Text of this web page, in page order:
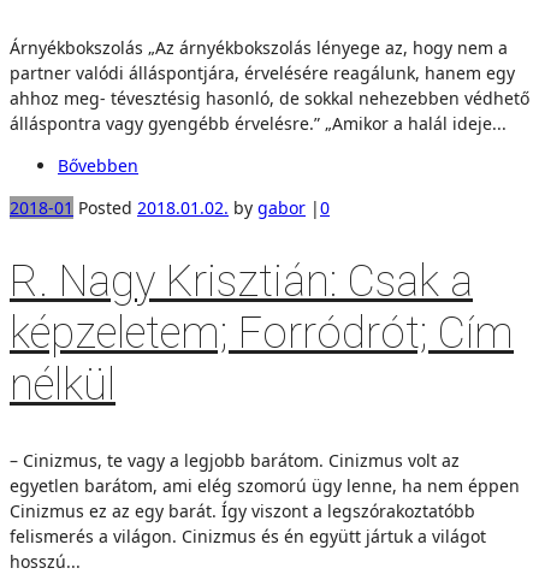
Árnyékbokszolás „Az árnyékbokszolás lényege az, hogy nem a
partner valódi álláspontjára, érvelésére reagálunk, hanem egy
ahhoz meg- tévesztésig hasonló, de sokkal nehezebben védhető
álláspontra vagy gyengébb érvelésre.” „Amikor a halál ideje...
Bővebben
2018-01 Posted 2018.01.02. by gabor |0
R. Nagy Krisztián: Csak a
képzeletem; Forródrót; Cím
nélkül
– Cinizmus, te vagy a legjobb barátom. Cinizmus volt az
egyetlen barátom, ami elég szomorú ügy lenne, ha nem éppen
Cinizmus ez az egy barát. Így viszont a legszórakoztatóbb
felismerés a világon. Cinizmus és én együtt jártuk a világot
hosszú...